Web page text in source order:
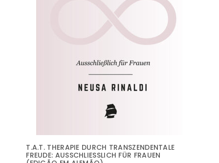
T.A.T. THERAPIE DURCH TRANSZENDENTALE
FREUDE: AUSSCHLIESSLICH FÜR FRAUEN (